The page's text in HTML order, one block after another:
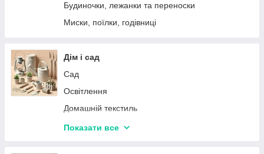
Будиночки, лежанки та переноски
Миски, поїлки, годівниці
Дім і сад
Сад
Освітлення
Домашній текстиль
Товари для кухні
Показати все